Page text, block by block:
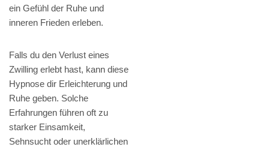
ein Gefühl der Ruhe und
inneren Frieden erleben.
Falls du den Verlust eines
Zwilling erlebt hast, kann diese
Hypnose dir Erleichterung und
Ruhe geben. Solche
Erfahrungen führen oft zu
starker Einsamkeit,
Sehnsucht oder unerklärlichen